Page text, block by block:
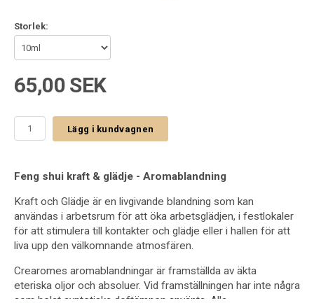
Storlek:
65,00 SEK
Lägg i kundvagnen
Feng shui kraft & glädje - Aromablandning
Kraft och Glädje är en livgivande blandning som kan
användas i arbetsrum för att öka arbetsglädjen, i festlokaler
för att stimulera till kontakter och glädje eller i hallen för att
liva upp den välkomnande atmosfären.
Crearomes aromablandningar är framställda av äkta
eteriska oljor och absoluer. Vid framställningen har inte några
som helst syntetiska doftämnen använts. Alla